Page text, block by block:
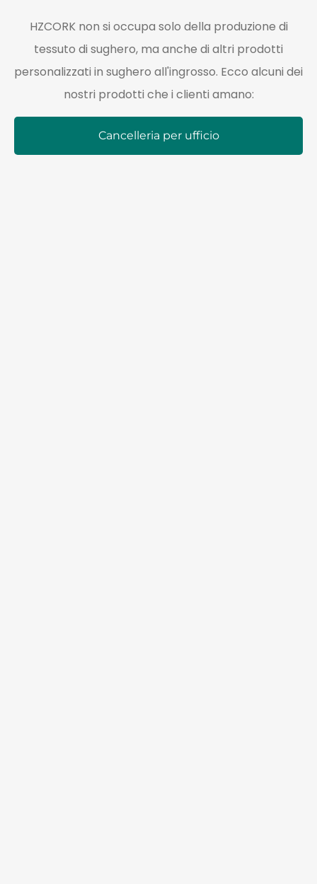
HZCORK non si occupa solo della produzione di
tessuto di sughero, ma anche di altri prodotti
personalizzati in sughero all'ingrosso. Ecco alcuni dei
nostri prodotti che i clienti amano:
Cancelleria per ufficio